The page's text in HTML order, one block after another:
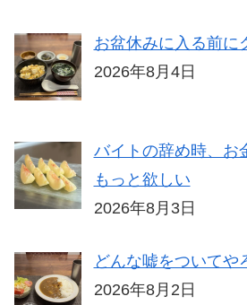
お盆休みに入る前に
2026年8月4日
バイトの辞め時、お
もっと欲しい
2026年8月3日
どんな嘘をついてや
2026年8月2日